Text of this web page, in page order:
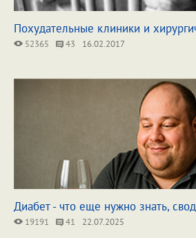
Похудательные клиники и
52365 43 16.02.2017
Диабет - что еще нужно знать,
19191 41 22.07.2025